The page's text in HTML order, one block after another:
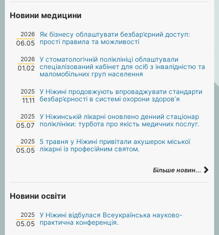
Новини медицини
2026
06.05
Як бізнесу облаштувати безбар’єрний доступ:
прості правила та можливості
2026
01.02
У стоматологічній поліклініці облаштували
спеціалізований кабінет для осіб з інвалідністю та
маломобільних груп населення
2025
11.11
У Ніжині продовжують впроваджувати стандарти
безбар’єрності в системі охорони здоров’я
2025
05.07
У Ніжинській лікарні оновлено денний стаціонар
поліклініки: турбота про якість медичних послуг.
2025
05.05
5 травня у Ніжині привітали акушерок міської
лікарні із професійним святом.
Більше новин...
Новини освіти
2025
05.05
У Ніжині відбулася Всеукраїнська науково-
практична конференція.